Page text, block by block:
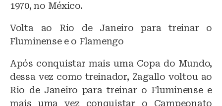
1970, no México.
Volta ao Rio de Janeiro para treinar o
Fluminense e o Flamengo
Após conquistar mais uma Copa do Mundo,
dessa vez como treinador, Zagallo voltou ao
Rio de Janeiro para treinar o Fluminense e
mais uma vez conquistar o Campeonato